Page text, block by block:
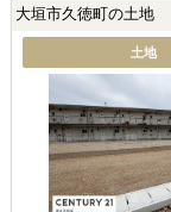
大垣市久徳町の土地
土地